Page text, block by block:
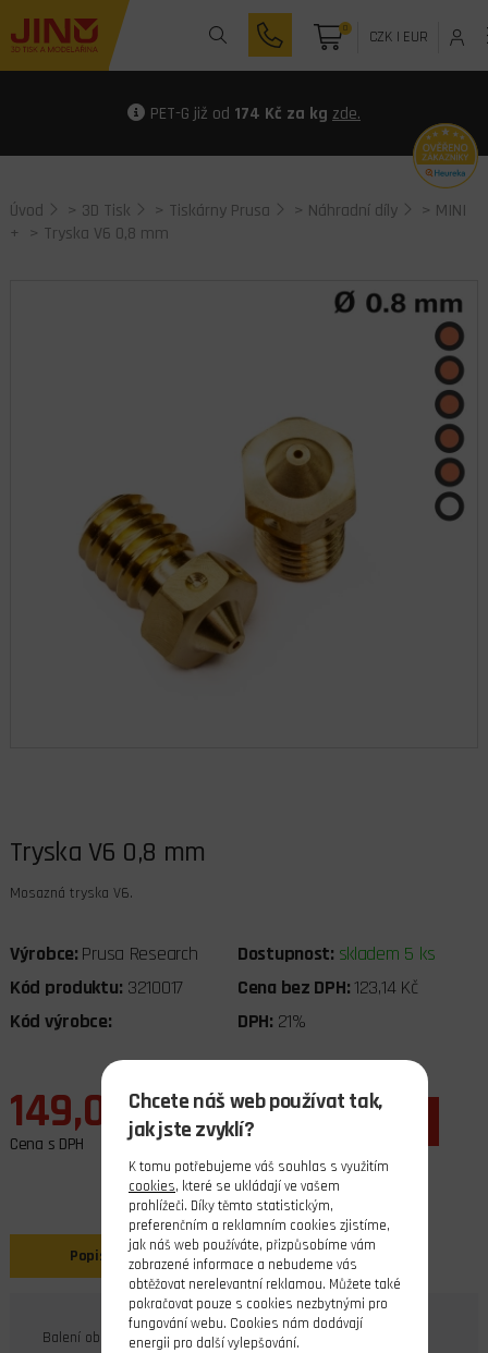
0 CZK| EUR
PET-G již od 174 Kč za kg zde.
Úvod > 3D Tisk > Tiskárny Prusa > Náhradní díly > MINI
+
> Tryska V6 0,8 mm
Tryska V6 0,8 mm
Mosazná tryska V6.
Výrobce: Prusa Research Dostupnost: skladem 5 ks
Kód produktu: 3210017 Cena bez DPH:123,14 Kč
Kód výrobce:
DPH: 21%
149,00 Kč
Cena s DPH
Popis Související produkty
Balení obsahuje:
Chcete náš web používat tak,
jak jste zvyklí?
K tomu potřebujeme váš souhlas s využitím
cookies, které se ukládají ve vašem
prohlížeči. Díky těmto statistickým,
preferenčním a reklamním cookies zjistíme,
jak náš web používáte, přizpůsobíme vám
zobrazené informace a nebudeme vás
obtěžovat nerelevantní reklamou. Můžete také
pokračovat pouze s cookies nezbytnými pro
fungování webu. Cookies nám dodávají
energii pro další vylepšování.